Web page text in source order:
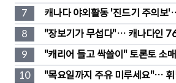
도 판매
7
캐나다 야외활동 '진드기 주의보
처법은?
8
"장보기가 무섭다"… 캐나다인
부담'
9
"캐리어 들고 싹쓸이" 토론토 소
훔친 물건 재유통
10
"목요일까지 주유 미루세요"…